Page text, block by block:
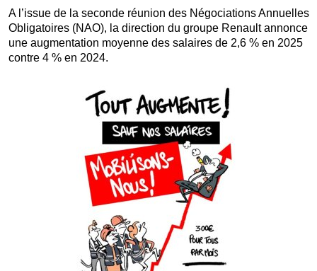
A l’issue de la seconde réunion des Négociations Annuelles
Obligatoires (NAO), la direction du groupe Renault annonce
une augmentation moyenne des salaires de 2,6 % en 2025
contre 4 % en 2024.